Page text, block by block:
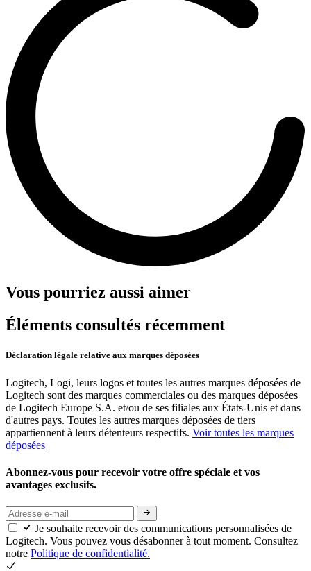
Vous pourriez aussi aimer
Éléments consultés récemment
Déclaration légale relative aux marques déposées
Logitech, Logi, leurs logos et toutes les autres marques déposées de
Logitech sont des marques commerciales ou des marques déposées
de Logitech Europe S.A. et/ou de ses filiales aux États-Unis et dans
d'autres pays. Toutes les autres marques déposées de tiers
appartiennent à leurs détenteurs respectifs. Voir toutes les marques
déposées
Abonnez-vous pour recevoir votre offre spéciale et vos
avantages exclusifs.
Je souhaite recevoir des communications personnalisées de
Logitech. Vous pouvez vous désabonner à tout moment. Consultez
notre Politique de confidentialité.